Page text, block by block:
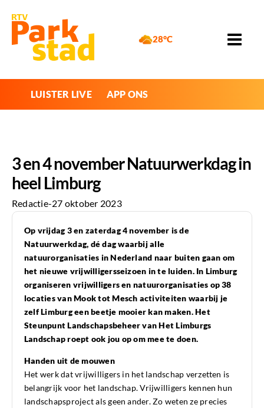
28°C
LUISTER LIVE APP ONS
3 en 4 november Natuurwerkdag in
heel Limburg
Redactie-27 oktober 2023
Op vrijdag 3 en zaterdag 4 november is de
Natuurwerkdag, dé dag waarbij alle
natuurorganisaties in Nederland naar buiten gaan om
het nieuwe vrijwilligersseizoen in te luiden. In Limburg
organiseren vrijwilligers en natuurorganisaties op 38
locaties van Mook tot Mesch activiteiten waarbij je
zelf Limburg een beetje mooier kan maken. Het
Steunpunt Landschapsbeheer van Het Limburgs
Landschap roept ook jou op om mee te doen.
Handen uit de mouwen
Het werk dat vrijwilligers in het landschap verzetten is
belangrijk voor het landschap. Vrijwilligers kennen hun
landschapsproject als geen ander. Zo weten ze precies